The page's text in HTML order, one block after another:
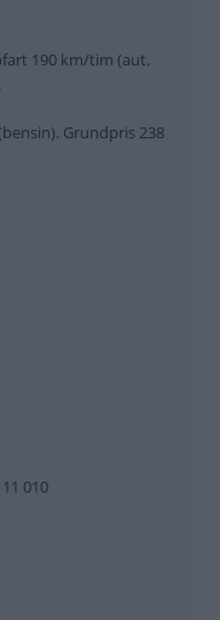
190 km/tim (aut.
Grundpris 238
11 010